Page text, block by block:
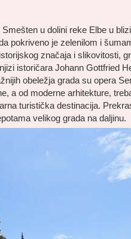
u dolini reke Elbe u
pokriveno je zelenilom i
značaja i slikovitosti,
istoričara Johann Gottfried
obeležja grada su opera
a od moderne arhitekture,
turistička destinacija.
velikog grada na daljinu.